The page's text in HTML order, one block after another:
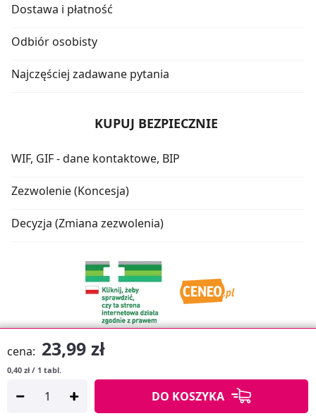
cena: 23,99 zł
0,40 zł / 1 tabl.
DO KOSZYKA
Dostawa i płatność
Odbiór osobisty
Najczęściej zadawane pytania
KUPUJ BEZPIECZNIE
WIF, GIF - dane kontaktowe, BIP
Zezwolenie (Koncesja)
Decyzja (Zmiana zezwolenia)
Copyright © 2026
APTUSSHOP
Projekt strony: MEDICARE.PL iAPTUS.PL